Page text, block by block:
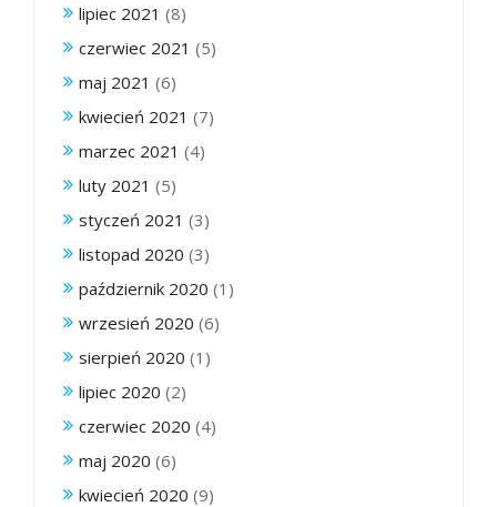
lipiec 2021 (8)
czerwiec 2021 (5)
maj 2021 (6)
kwiecień 2021 (7)
marzec 2021 (4)
luty 2021 (5)
styczeń 2021 (3)
listopad 2020 (3)
październik 2020 (1)
wrzesień 2020 (6)
sierpień 2020 (1)
lipiec 2020 (2)
czerwiec 2020 (4)
maj 2020 (6)
kwiecień 2020 (9)